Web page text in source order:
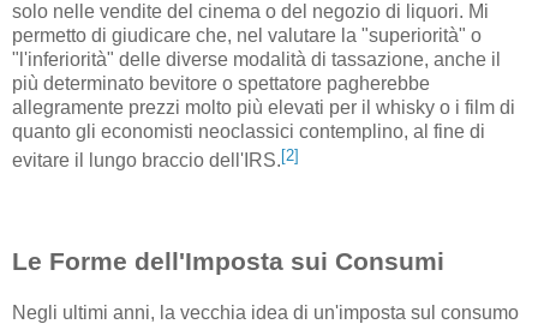
solo nelle vendite del cinema o del negozio di liquori. Mi
permetto di giudicare che, nel valutare la "superiorità" o
"l'inferiorità" delle diverse modalità di tassazione, anche il
più determinato bevitore o spettatore pagherebbe
allegramente prezzi molto più elevati per il whisky o i film di
quanto gli economisti neoclassici contemplino, al fine di
evitare il lungo braccio dell'IRS.[2]
Le Forme dell'Imposta sui Consumi
Negli ultimi anni, la vecchia idea di un'imposta sul consumo